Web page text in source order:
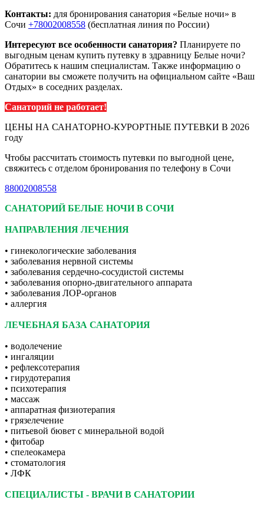
Контакты: для бронирования санатория «Белые ночи» в
Сочи +78002008558 (бесплатная линия по России)
Интересуют все особенности санатория? Планируете по
выгодным ценам купить путевку в здравницу Белые ночи?
Обратитесь к нашим специалистам. Также информацию о
санатории вы сможете получить на официальном сайте «Ваш
Отдых» в соседних разделах.
Санаторий не работает!
ЦЕНЫ НА САНАТОРНО-КУРОРТНЫЕ ПУТЕВКИ В 2026
году
Чтобы рассчитать стоимость путевки по выгодной цене,
свяжитесь с отделом бронирования по телефону в Сочи
88002008558
САНАТОРИЙ БЕЛЫЕ НОЧИ В СОЧИ
НАПРАВЛЕНИЯ ЛЕЧЕНИЯ
• гинекологические заболевания
• заболевания нервной системы
• заболевания сердечно-сосудистой системы
• заболевания опорно-двигательного аппарата
• заболевания ЛОР-органов
• аллергия
ЛЕЧЕБНАЯ БАЗА САНАТОРИЯ
• водолечение
• ингаляции
• рефлексотерапия
• гирудотерапия
• психотерапия
• массаж
• аппаратная физиотерапия
• грязелечение
• питьевой бювет с минеральной водой
• фитобар
• спелеокамера
• стоматология
• ЛФК
СПЕЦИАЛИСТЫ - ВРАЧИ В САНАТОРИИ